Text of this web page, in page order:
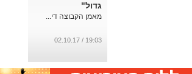
גדול"
מאמן הקבוצה די...
19:03 / 02.10.17